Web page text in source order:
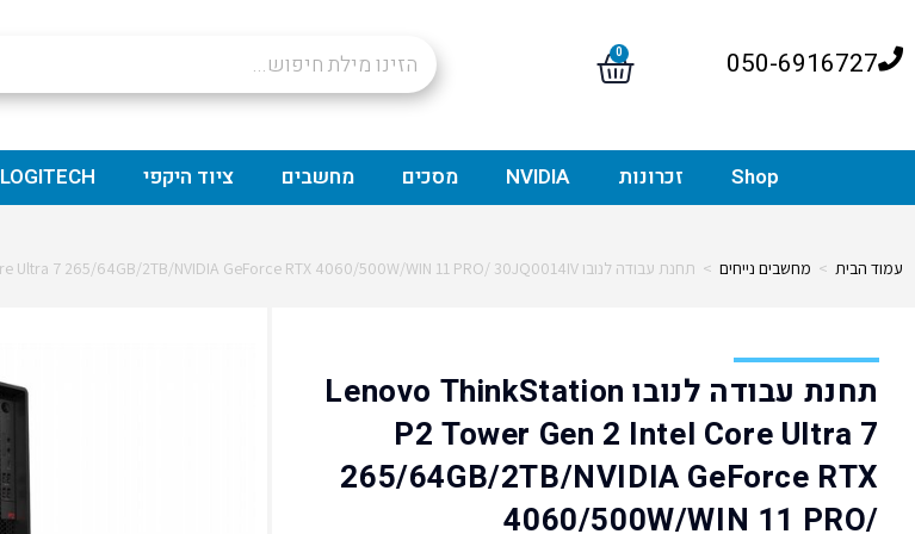
050-6916727
0
Shop זכרונות NVIDIA מסכים מחשבים ציוד היקפי LOGITECH
עמוד הבית > מחשבים נייחים > תחנת עבודה לנובו Lenovo ThinkStation P2 Tower Gen 2 Intel Core Ultra 7 265/64GB/2TB/NVIDIA GeForce RTX 4060/500W/WIN 11 PRO/ 30JQ0014IV
תחנת עבודה לנובו Lenovo ThinkStation
P2 Tower Gen 2 Intel Core Ultra 7
265/64GB/2TB/NVIDIA GeForce RTX
4060/500W/WIN 11 PRO/